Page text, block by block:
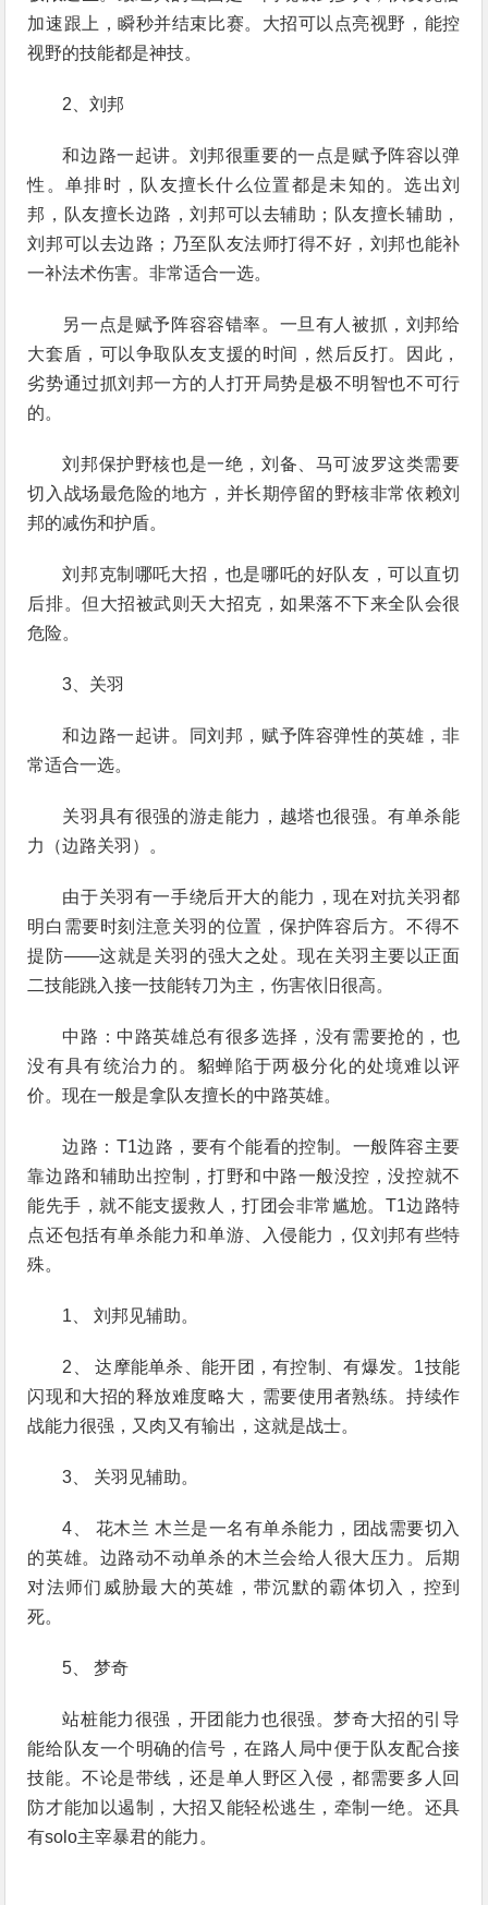
加速跟上，瞬秒并结束比赛。大招可以点亮视野，能控
视野的技能都是神技。
2、刘邦
和边路一起讲。刘邦很重要的一点是赋予阵容以弹
性。单排时，队友擅长什么位置都是未知的。选出刘
邦，队友擅长边路，刘邦可以去辅助；队友擅长辅助，
刘邦可以去边路；乃至队友法师打得不好，刘邦也能补
一补法术伤害。非常适合一选。
另一点是赋予阵容容错率。一旦有人被抓，刘邦给
大套盾，可以争取队友支援的时间，然后反打。因此，
劣势通过抓刘邦一方的人打开局势是极不明智也不可行
的。
刘邦保护野核也是一绝，刘备、马可波罗这类需要
切入战场最危险的地方，并长期停留的野核非常依赖刘
邦的减伤和护盾。
刘邦克制哪吒大招，也是哪吒的好队友，可以直切
后排。但大招被武则天大招克，如果落不下来全队会很
危险。
3、关羽
和边路一起讲。同刘邦，赋予阵容弹性的英雄，非
常适合一选。
关羽具有很强的游走能力，越塔也很强。有单杀能
力（边路关羽）。
由于关羽有一手绕后开大的能力，现在对抗关羽都
明白需要时刻注意关羽的位置，保护阵容后方。不得不
提防——这就是关羽的强大之处。现在关羽主要以正面
二技能跳入接一技能转刀为主，伤害依旧很高。
中路：中路英雄总有很多选择，没有需要抢的，也
没有具有统治力的。貂蝉陷于两极分化的处境难以评
价。现在一般是拿队友擅长的中路英雄。
边路：T1边路，要有个能看的控制。一般阵容主要
靠边路和辅助出控制，打野和中路一般没控，没控就不
能先手，就不能支援救人，打团会非常尴尬。T1边路特
点还包括有单杀能力和单游、入侵能力，仅刘邦有些特
殊。
1、 刘邦见辅助。
2、 达摩能单杀、能开团，有控制、有爆发。1技能
闪现和大招的释放难度略大，需要使用者熟练。持续作
战能力很强，又肉又有输出，这就是战士。
3、 关羽见辅助。
4、 花木兰 木兰是一名有单杀能力，团战需要切入
的英雄。边路动不动单杀的木兰会给人很大压力。后期
对法师们威胁最大的英雄，带沉默的霸体切入，控到
死。
5、 梦奇
站桩能力很强，开团能力也很强。梦奇大招的引导
能给队友一个明确的信号，在路人局中便于队友配合接
技能。不论是带线，还是单人野区入侵，都需要多人回
防才能加以遏制，大招又能轻松逃生，牵制一绝。还具
有solo主宰暴君的能力。